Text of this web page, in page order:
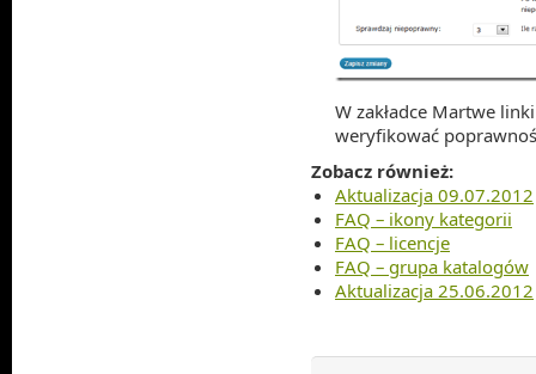
W zakładce Martwe
weryfikować
Zobacz również:
Aktualizacja 09.07.2012
FAQ – ikony kategorii
FAQ – licencje
FAQ – grupa katalogów
Aktualizacja 25.06.2012